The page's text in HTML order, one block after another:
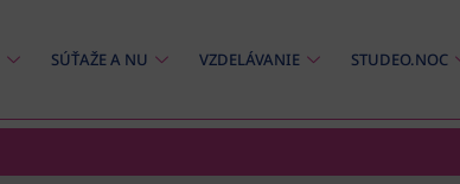
SÚŤAŽE A NU VZDELÁVANIE STUDEO.NOC